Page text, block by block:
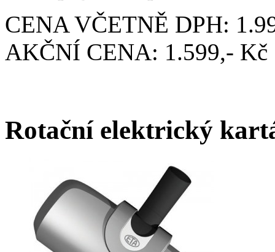
CENA VČETNĚ DPH:
AKČNÍ CENA: 1.599,- Kč
Rotační elektrický